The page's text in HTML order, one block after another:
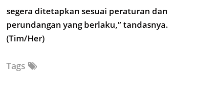
segera ditetapkan sesuai peraturan dan
perundangan yang berlaku,” tandasnya.
(Tim/Her)
Tags